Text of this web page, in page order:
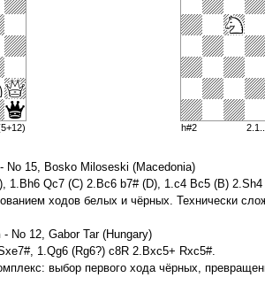
h#2 2.1..
- No 15, Bosko Miloseski (Macedonia)
1.Bh6 Qc7 (C) 2.Bc6 b7# (D), 1.c4 Bc5 (B)
ходов белых и чёрных. Технически
- No 12, Gabor Tar (Hungary)
1.Qg6 (Rg6?) c8R 2.Bxc5+ Rxc5#.
выбор первого хода чёрных,